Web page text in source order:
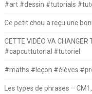
#art #dessin #tutorials
Ce petit chou a reçu une
CETTE VIDÉO VA
#capcuttutorial #tutoriel
#maths #leçon #élèves
Les types de phrases –